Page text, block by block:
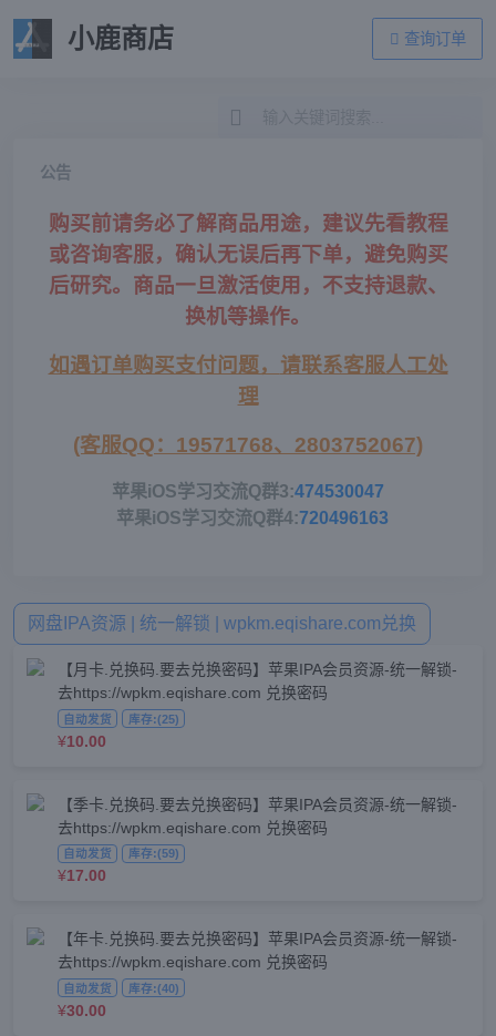
小鹿商店 查询订单
公告
购买前请务必了解商品用途，建议先看教程
或咨询客服，确认无误后再下单，避免购买
后研究。商品一旦激活使用，不支持退款、
换机等操作。
如遇订单购买支付问题， 请联系客服人工处
理
(客服QQ：19571768、2803752067)
苹果iOS学习交流Q群3:474530047
苹果iOS学习交流Q群4:720496163
网盘IPA资源 | 统一解锁 | wpkm.eqishare.com兑换
【月卡.兑换码.要去兑换密码】苹果IPA会员资源-统一解锁-
去https://wpkm.eqishare.com 兑换密码
自动发货 库存:(25)
¥10.00
【季卡.兑换码.要去兑换密码】苹果IPA会员资源-统一解锁-
去https://wpkm.eqishare.com 兑换密码
自动发货 库存:(59)
¥17.00
【年卡.兑换码.要去兑换密码】苹果IPA会员资源-统一解锁-
去https://wpkm.eqishare.com 兑换密码
自动发货 库存:(40)
¥30.00